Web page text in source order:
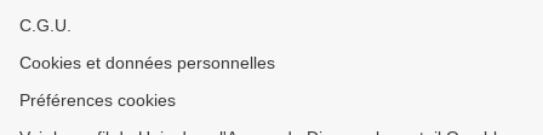
C.G.U.
Cookies et données personnelles
Préférences cookies